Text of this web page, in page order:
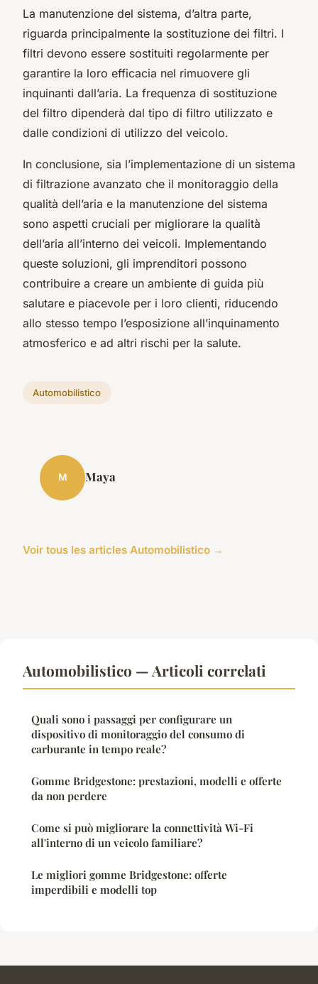
La manutenzione del sistema, d’altra parte,
riguarda principalmente la sostituzione dei filtri. I
filtri devono essere sostituiti regolarmente per
garantire la loro efficacia nel rimuovere gli
inquinanti dall’aria. La frequenza di sostituzione
del filtro dipenderà dal tipo di filtro utilizzato e
dalle condizioni di utilizzo del veicolo.
In conclusione, sia l’implementazione di un sistema
di filtrazione avanzato che il monitoraggio della
qualità dell’aria e la manutenzione del sistema
sono aspetti cruciali per migliorare la qualità
dell’aria all’interno dei veicoli. Implementando
queste soluzioni, gli imprenditori possono
contribuire a creare un ambiente di guida più
salutare e piacevole per i loro clienti, riducendo
allo stesso tempo l’esposizione all’inquinamento
atmosferico e ad altri rischi per la salute.
Automobilistico
M Maya
Voir tous les articles Automobilistico →
Automobilistico — Articoli correlati
Quali sono i passaggi per configurare un
dispositivo di monitoraggio del consumo di
carburante in tempo reale?
Gomme Bridgestone: prestazioni, modelli e offerte
da non perdere
Come si può migliorare la connettività Wi-Fi
all'interno di un veicolo familiare?
Le migliori gomme Bridgestone: offerte
imperdibili e modelli top